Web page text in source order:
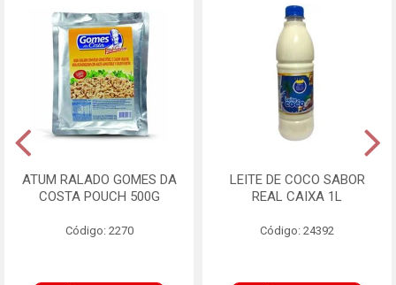
ATUM RALADO GOMES DA
COSTA POUCH 500G
Código: 2270
LEITE DE COCO SABOR
REAL CAIXA 1L
Código: 24392